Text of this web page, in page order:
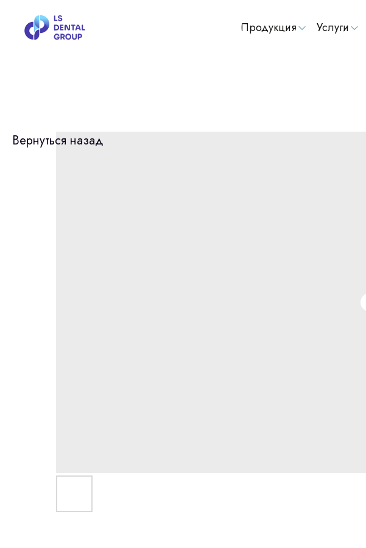
Продукция Услуги
Вернуться назад